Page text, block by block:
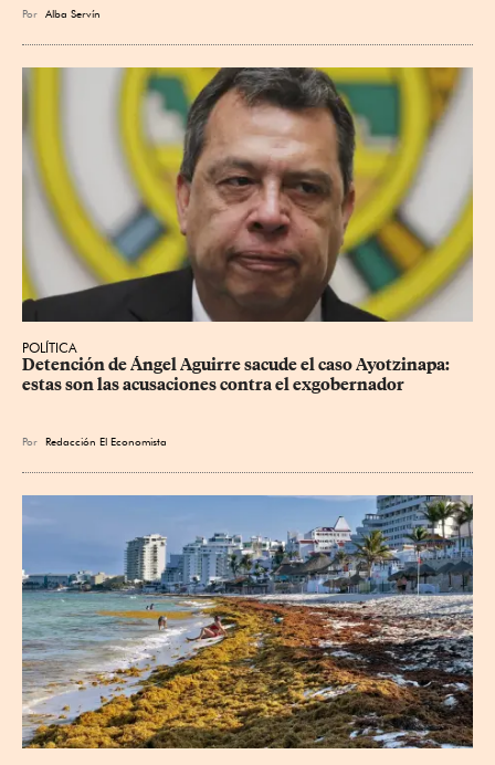
Por Alba Servín
POLÍTICA
Detención de Ángel Aguirre sacude el caso Ayotzinapa:
estas son las acusaciones contra el exgobernador
Por Redacción El Economista